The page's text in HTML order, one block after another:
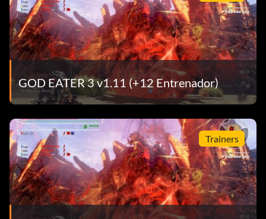
GOD EATER 3 v1.11 (+12 Entrenador)
Trainers